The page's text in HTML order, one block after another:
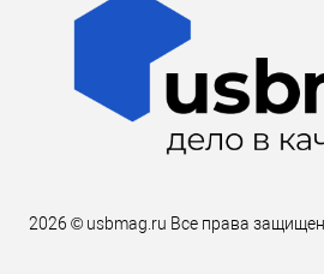
2026 © usbmag.ru Все права